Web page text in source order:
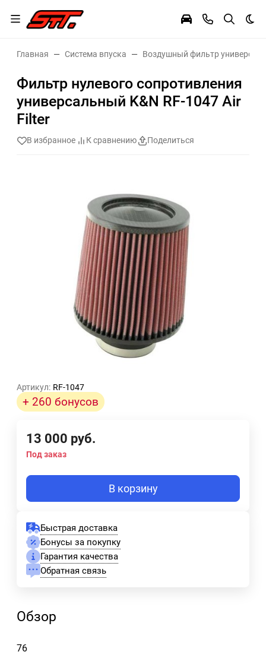
Главная Система впуска Воздушный фильтр
Фильтр нулевого сопротивления
универсальный K&N RF-1047 Air
Filter
В избранное К сравнению Поделиться
Артикул: RF-1047
+ 260 бонусов
13 000 руб.
Под заказ
В корзину
Быстрая доставка
Бонусы за покупку
Гарантия качества
Обратная связь
Обзор
76